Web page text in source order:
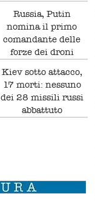
Russia, Putin
nomina il primo
comandante delle
forze dei droni
Kiev sotto attacco,
17 morti: nessuno
dei 28 missili russi
abbattuto